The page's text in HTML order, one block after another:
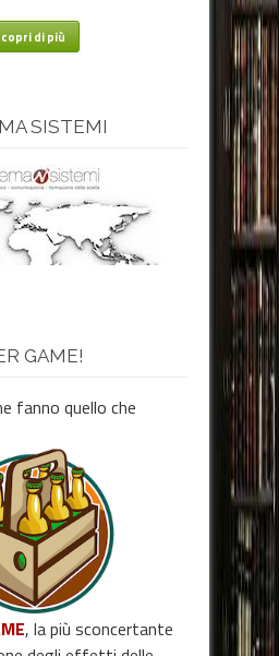
di più
SISTEMI
GAME!
fanno quello che
, la più sconcertante